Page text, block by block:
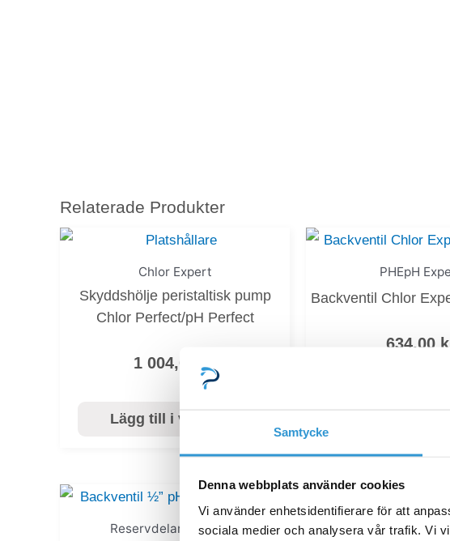
Samtycke
Denna webbplats använder cookies
Vi använder enhetsidentifierare för att
sociala medier och analysera vår trafik. Vi
Relaterade Produkter
Chlor Expert
Skyddshölje peristaltisk pump
Chlor Perfect/pH Perfect
1 004,00 kr
Lägg till i varukorg
PHE­pH
Backventil Chlor
634,00
Reservdelar_dosering